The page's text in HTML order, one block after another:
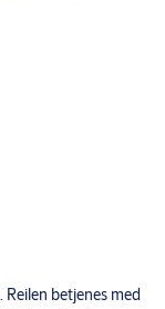
betjenes med